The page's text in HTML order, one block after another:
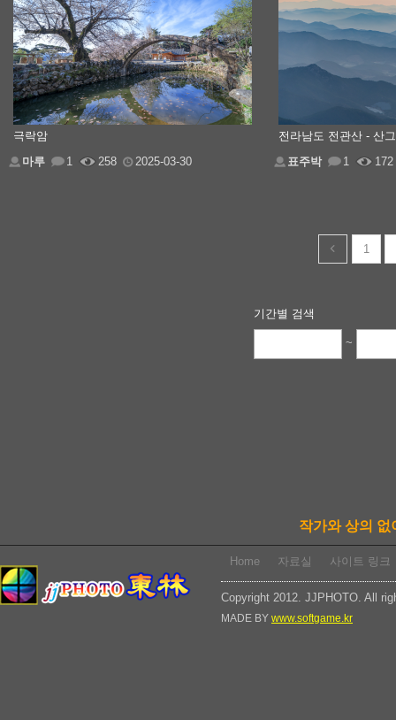
극락암
마루
1 258 2025-03-30
전라남도 전관산 - 산
표주박
1 172
1
기간별 검색
~
작가와 상의 없
Home 자료실 사이트 링크
Copyright 2012. JJPHOTO. All
MADE BY www.softgame.kr